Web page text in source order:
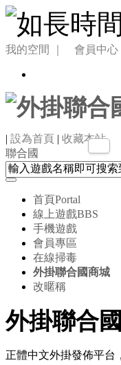
我的空間 ｜ 會員中
| 設為首頁 | 收藏本站
聯合國
首頁Portal
線上遊戲BBS
手機遊戲
會員專區
在線掃毒
外掛聯合國商城
改暱稱
外掛聯合國
正體中文外掛發佈平台